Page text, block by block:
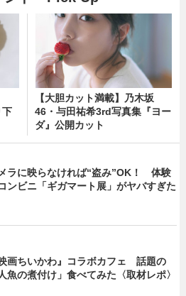
下
【大胆カット満載】乃木坂
46・与田祐希3rd写真集『ヨー
ダ』公開カット
ラに映らなければ“盗み”OK！ 体験
ンビニ「ギガマート展」がヤバすぎた
映画ちいかわ』コラボカフェ 話題の
人魚の煮付け」食べてみた〈取材レポ〉